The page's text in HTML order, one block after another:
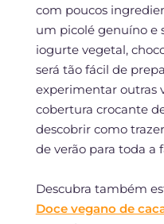
com poucos
um picolé genuíno e
iogurte vegetal,
será tão fácil de
experimentar outras
cobertura crocante
descobrir como
de verão para toda a
Descubra também
Doce vegano de